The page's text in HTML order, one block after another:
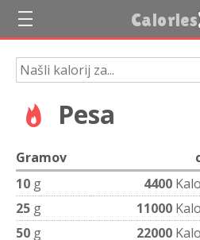
Calories
Pesa
Gramov
10 g 4400
25 g 11000
50 g 22000